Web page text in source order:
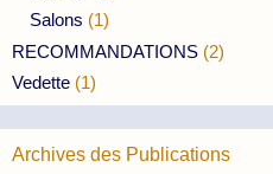
Salons (1)
RECOMMANDATIONS (2)
Vedette (1)
Archives des Publications